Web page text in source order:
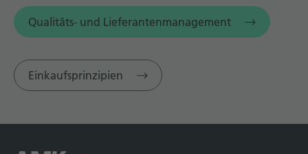
Qualitäts- und Lieferantenmanagement
Einkaufsprinzipien